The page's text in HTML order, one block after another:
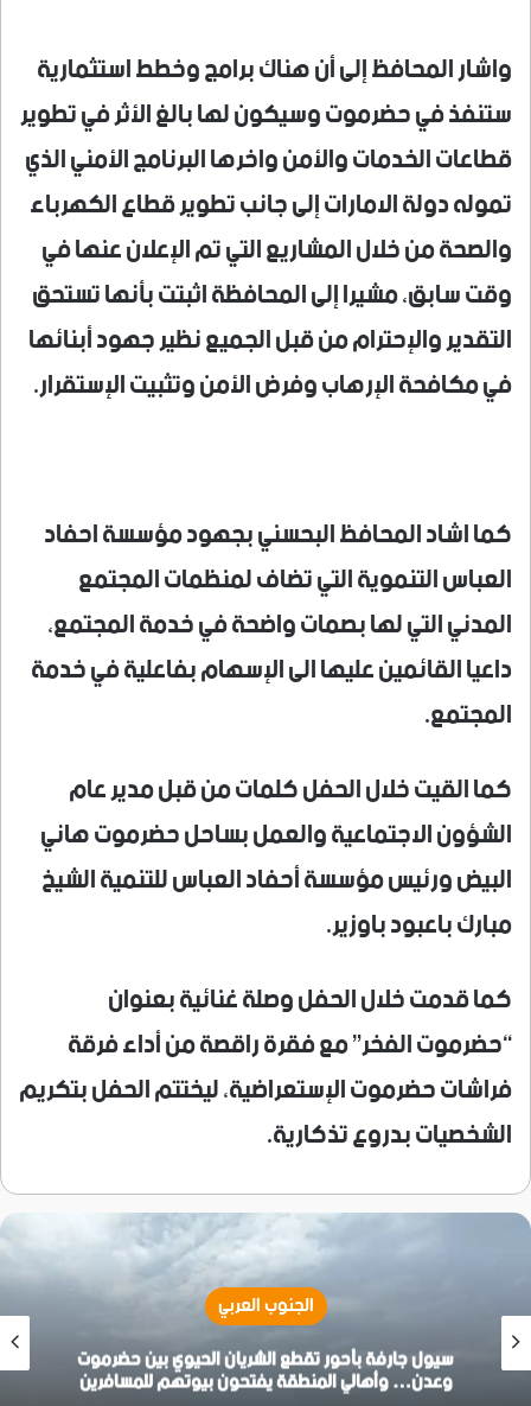
واشار المحافظ إلى أن هناك برامج وخطط استثمارية
ستنفذ في حضرموت وسيكون لها بالغ الأثر في تطوير
قطاعات الخدمات والأمن واخرها البرنامج الأمني الذي
تموله دولة الامارات إلى جانب تطوير قطاع الكهرباء
والصحة من خلال المشاريع التي تم الإعلان عنها في
وقت سابق، مشيرا إلى المحافظة اثبتت بأنها تستحق
التقدير والإحترام من قبل الجميع نظير جهود أبنائها
في مكافحة الإرهاب وفرض الأمن وتثبيت الإستقرار.
كما اشاد المحافظ البحسني بجهود مؤسسة احفاد
العباس التنموية التي تضاف لمنظمات المجتمع
المدني التي لها بصمات واضحة في خدمة المجتمع،
داعيا القائمين عليها الى الإسهام بفاعلية في خدمة
المجتمع.
كما القيت خلال الحفل كلمات من قبل مدير عام
الشؤون الاجتماعية والعمل بساحل حضرموت هاني
البيض ورئيس مؤسسة أحفاد العباس للتنمية الشيخ
مبارك باعبود باوزير.
كما قدمت خلال الحفل وصلة غنائية بعنوان
“حضرموت الفخر” مع فقرة راقصة من أداء فرقة
فراشات حضرموت الإستعراضية، ليختتم الحفل بتكريم
الشخصيات بدروع تذكارية.
الجنوب العربي
سيول جارفة بأحور تقطع الشريان الحيوي بين حضرموت
وعدن… وأهالي المنطقة يفتحون بيوتهم للمسافرين